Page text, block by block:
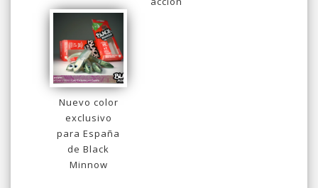
Nuevo color
exclusivo
para España
de Black
Minnow